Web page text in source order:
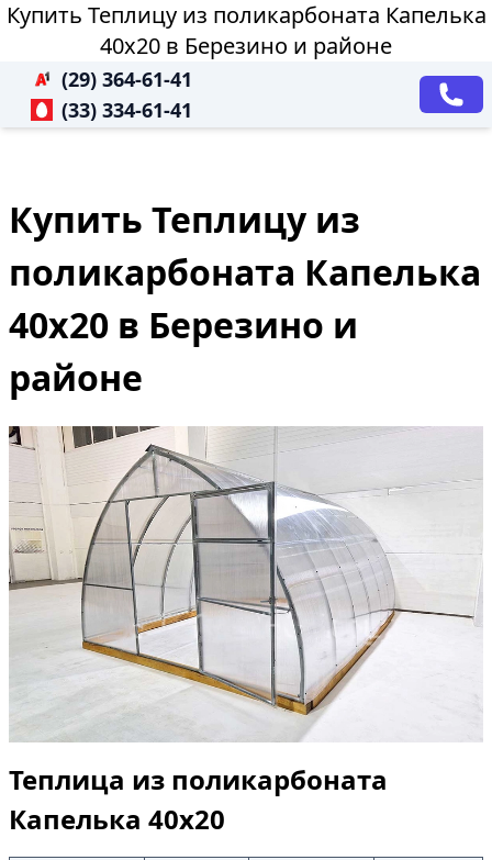
Купить Теплицу из поликарбоната Капелька
40х20 в Березино и районе
(29) 364-61-41
(33) 334-61-41
Купить Теплицу из
поликарбоната Капелька
40х20 в Березино и
районе
Теплица из поликарбоната
Капелька 40х20